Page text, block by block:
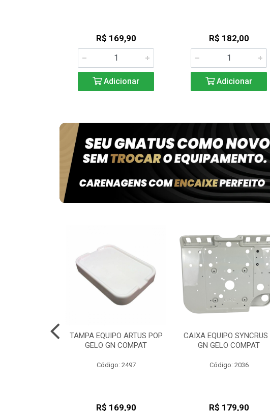
R$ 169,90
Adicionar
R$ 182,00
Adicionar
TAMPA EQUIPO ARTUS POP
GELO GN COMPAT
Código: 2497
R$ 169,90
CAIXA EQUIPO SYNCRUS
GN GELO COMPAT
Código: 2036
R$ 179,90